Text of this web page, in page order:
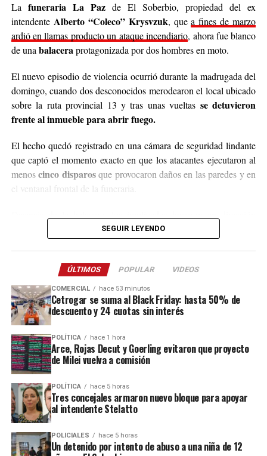
entrega de donaciones y tienen planificado realizar ollas
populares de arroz con pollo, por lo que también
recibirán donaciones de alimentos no perecederos.
Para comunicarse con el organizador de la iniciativa,
podrán enviar mensajes, audios o realizar llamadas al
3764140551
o a través de Instagram
@agustin_pineiroo
La funeraria La Pazde El Soberbio, propiedad del ex
intendente Alberto “Coleco” Krysvzuk, quea fines de marzo
ardió en llamas producto un ataque incendiario, ahora fue blanco
de una balacera protagonizada por dos hombres en moto.
El nuevo episodio de violencia ocurrió durante la madrugada del
domingo, cuando dos desconocidos merodearon el local ubicado
sobre la ruta provincial 13 y tras unas vueltas se detuvieron
frente al inmueble para abrir fuego.
El hecho quedó registrado en una cámara de seguridad lindante
que captó el momento exacto en que los atacantes ejecutaron al
menoscinco disparosque provocaron daños en las paredes y en
el ventanal frontal de la funeraria.
hacia el acceso a El Soberbio y en el lugar intervino el personal
de la comisaría Primera, quienes fueron requeridos a partir de un
Este ataque se suma a otros tantos episodios similares registrados
recientemente en contra de comercios o propiedades vinculadas a
Coleco, ex intendente de El Soberbio que en 2013 fue destituido
del cargo por acusaciones de
asociación ilícita.
En el listado de hechos recientes figuran un incendio de cabañas
en el complejoTío Coleco
ataque similar a la funeraria ahora baleada en a fines de marzo.
Todos los episodios son investigados por el personal de la
comisaría local, aunque hasta el momento no se conocieron
mayores novedades.
SEGUIR LEYENDO
ÚLTIMOS POPULAR VIDEOS
COMERCIAL hace 53 minutos
Cetrogar se suma al Black Friday: hasta 50% de
descuento y 24 cuotas sin interés
POLÍTICA hace 1 hora
Arce, Rojas Decut y Goerling evitaron que proyecto
de Milei vuelva a comisión
POLÍTICA hace 5 horas
Tres concejales armaron nuevo bloque para apoyar
al intendente Stelatto
POLICIALES hace 5 horas
Un detenido por intento de abuso a una niña de 12